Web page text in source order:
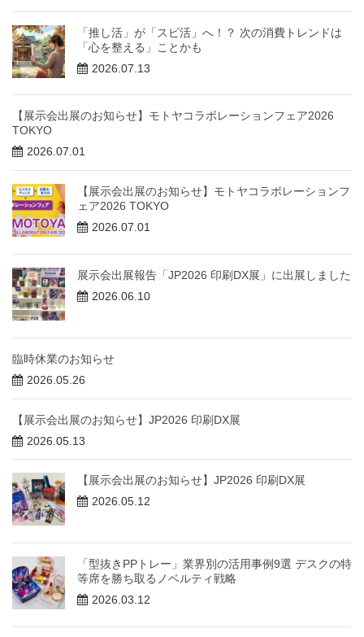
「推し活」が「スピ活」へ！？ 次の消費トレンドは
「心を整える」ことかも
2026.07.13
【展示会出展のお知らせ】モトヤコラボレーションフェア2026
TOKYO
2026.07.01
【展示会出展のお知らせ】モトヤコラボレーションフ
ェア2026 TOKYO
2026.07.01
展示会出展報告「JP2026 印刷DX展」に出展しました
2026.06.10
臨時休業のお知らせ
2026.05.26
【展示会出展のお知らせ】JP2026 印刷DX展
2026.05.13
【展示会出展のお知らせ】JP2026 印刷DX展
2026.05.12
「型抜きPPトレー」業界別の活用事例9選 デスクの特
等席を勝ち取るノベルティ戦略
2026.03.12